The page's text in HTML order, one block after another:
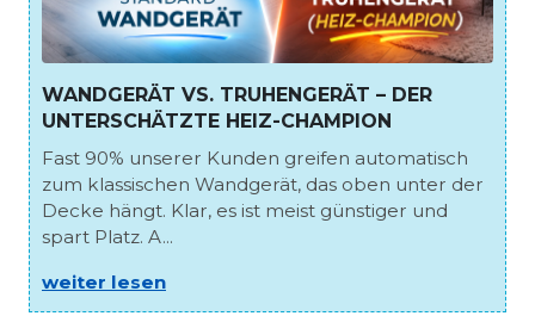
WANDGERÄT VS. TRUHENGERÄT – DER
UNTERSCHÄTZTE HEIZ-CHAMPION
Fast 90% unserer Kunden greifen automatisch
zum klassischen Wandgerät, das oben unter der
Decke hängt. Klar, es ist meist günstiger und
spart Platz. A...
weiter lesen